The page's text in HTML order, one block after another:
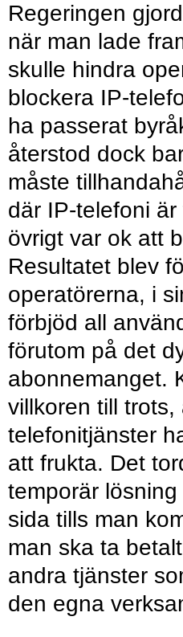
Regeringen
när man lade
skulle hindra
blockera IP-
ha passerat
återstod dock
måste
där IP-telefoni
övrigt var ok att
Resultatet blev
operatörerna, i
förbjöd all
förutom på det
abonnemanget.
villkoren till
telefonitjänster
att frukta. Det
temporär
sida tills man
man ska ta
andra tjänster
den egna